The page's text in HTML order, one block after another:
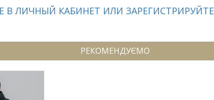
ЛИЧНЫЙ КАБИНЕТ ИЛИ
РЕКОМЕНДУЄМО